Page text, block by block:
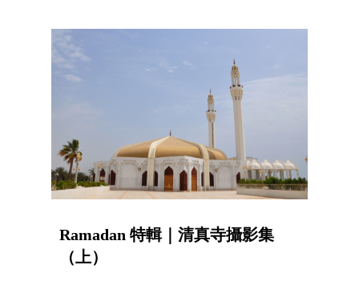
Ramadan 特輯｜清真寺攝影集
（上）